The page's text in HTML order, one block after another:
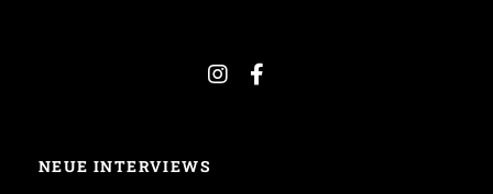
NEUE INTERVIEWS